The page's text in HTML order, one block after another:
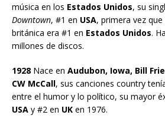
música en los Estados Unidos, su
Downtown, #1 en USA, primera vez
británica era #1 en Estados Unidos.
millones de discos.
1928 Nace en Audubon, Iowa, Bill
CW McCall, sus canciones country
entre el humor y lo político, su mayor
USA y #2 en UK en 1976.